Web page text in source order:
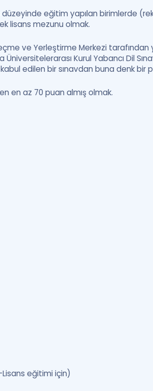
eğitim yapılan birimlerde
lisans mezunu olmak.
ve Yerleştirme Merkezi tarafından
Kurul Yabancı Dil
edilen bir sınavdan buna denk bir
en az 70 puan almış olmak.
eğitimi için)